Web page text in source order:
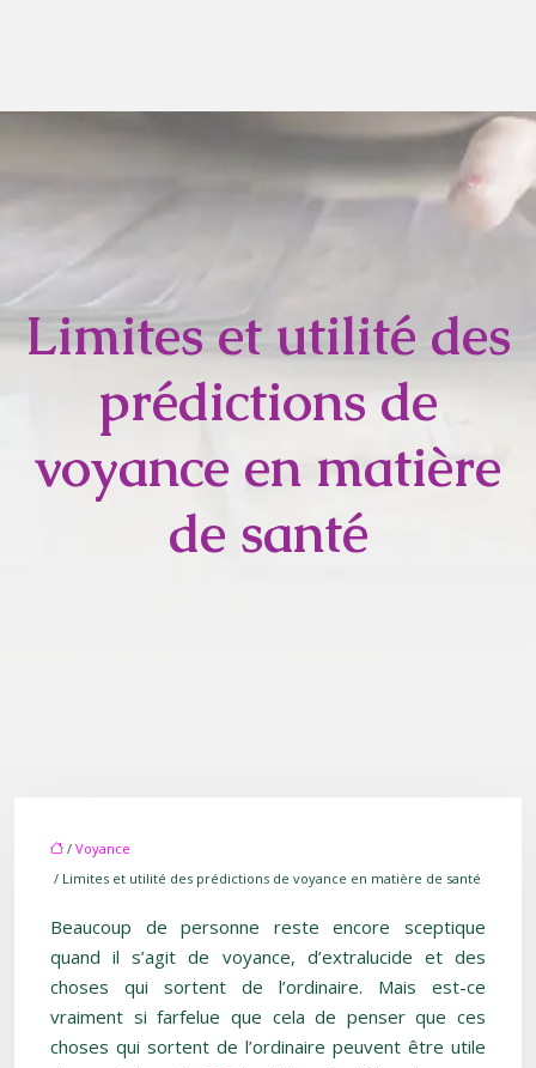
Limites et utilité des
prédictions de
voyance en matière
de santé
/ Voyance
/ Limites et utilité des prédictions de voyance en matière de santé
Beaucoup de personne reste encore sceptique
quand il s’agit de voyance, d’extralucide et des
choses qui sortent de l’ordinaire. Mais est-ce
vraiment si farfelue que cela de penser que ces
choses qui sortent de l’ordinaire peuvent être utile